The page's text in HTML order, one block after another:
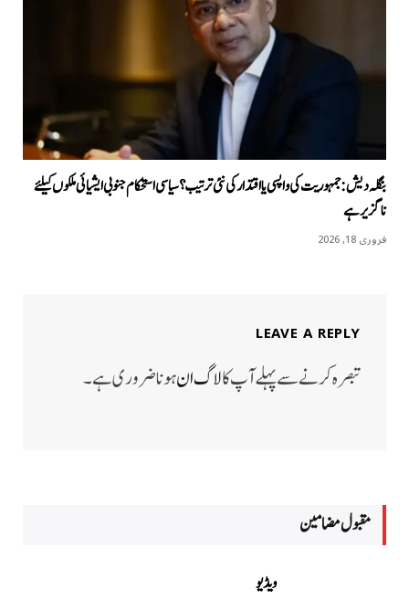
بنگلہ دیش: جمہوریت کی واپسی یا اقتدار کی نئی ترتیب؟ سیاسی استحکام جنوبی ایشیائی ملکوں کیلئے
ناگزیر ہے
فروری 18, 2026
LEAVE A REPLY
تبصرہ کرنے سے پہلے آپ کالاگ انہونا ضروری ہے۔
مقبول مضامين
ویڈیو